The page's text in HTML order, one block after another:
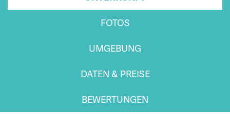
FOTOS
UMGEBUNG
DATEN & PREISE
BEWERTUNGEN